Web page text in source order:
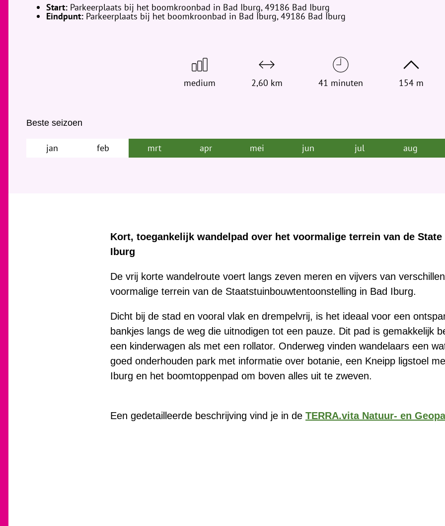
t
j
Start: Parkeerplaats bij het boomkroonbad in Bad Iburg, 49186 Bad Iburg
Eindpunt: Parkeerplaats bij het boomkroonbad in Bad Iburg, 49186 Bad Iburg
medium 2,60 km 41 minuten 154 m
Beste seizoen
jan feb mrt apr mei jun jul aug
Kort, toegankelijk wandelpad over het voormalige terrein van de State
Iburg
De vrij korte wandelroute voert langs zeven meren en vijvers van
voormalige terrein van de Staatstuinbouwtentoonstelling in Bad Iburg.
Dicht bij de stad en vooral vlak en drempelvrij, is het ideaal voor een
bankjes langs de weg die uitnodigen tot een pauze. Dit pad is gemakkelijk
een kinderwagen als met een rollator. Onderweg vinden wandelaars een
goed onderhouden park met informatie over botanie, een Kneipp ligstoel
Iburg en het boomtoppenpad om boven alles uit te zweven.
Een gedetailleerde beschrijving vind je in de TERRA.vita Natuur- en